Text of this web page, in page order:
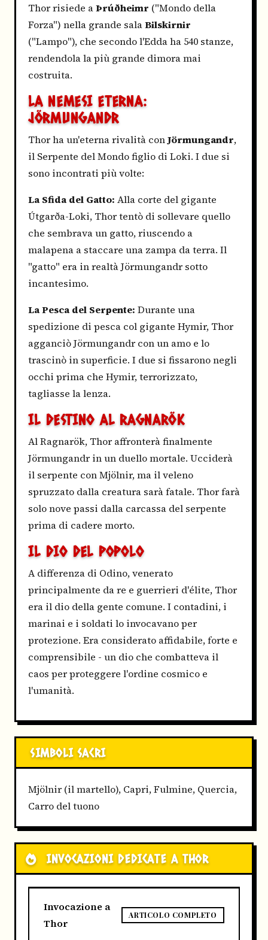
Thor risiede aÞrúðheimr ("Mondo della
Forza") nella grande salaBilskirnir
("Lampo"), che secondo l'Edda ha 540 stanze,
rendendola la più grande dimora mai
costruita.
LA NEMESI ETERNA:
JÖRMUNGANDR
Thor ha un'eterna rivalità conJörmungandr,
il Serpente del Mondo figlio di Loki. I due si
sono incontrati più volte:
La Sfida del Gatto: Alla corte del gigante
Útgarða-Loki, Thor tentò di sollevare quello
che sembrava un gatto, riuscendo a
malapena a staccare una zampa da terra. Il
"gatto" era in realtà Jörmungandr sotto
incantesimo.
La Pesca del Serpente: Durante una
spedizione di pesca col gigante Hymir, Thor
agganciò Jörmungandr con un amo e lo
trascinò in superficie. I due si fissarono negli
occhi prima che Hymir, terrorizzato,
tagliasse la lenza.
IL DESTINO AL RAGNARÖK
Al Ragnarök, Thor affronterà finalmente
Jörmungandr in un duello mortale. Ucciderà
il serpente con Mjölnir, ma il veleno
spruzzato dalla creatura sarà fatale. Thor farà
solo nove passi dalla carcassa del serpente
prima di cadere morto.
IL DIO DEL POPOLO
A differenza di Odino, venerato
principalmente da re e guerrieri d'élite, Thor
era il dio della gente comune. I contadini, i
marinai e i soldati lo invocavano per
protezione. Era considerato affidabile, forte e
comprensibile - un dio che combatteva il
caos per proteggere l'ordine cosmico e
l'umanità.
SIMBOLI SACRI
Mjölnir (il martello), Capri, Fulmine, Quercia,
Carro del tuono
INVOCAZIONI DEDICATE A THOR
Invocazione a
Thor
ARTICOLO COMPLETO